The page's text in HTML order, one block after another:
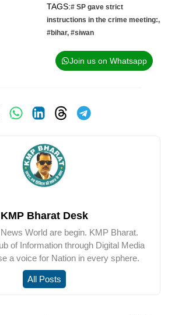
TAGS:# SP gave strict
instructions in the crime meeting:,
#bihar, #siwan
Join us on Whatsapp
KMP Bharat Desk
World are begin. KMP Bharat.
of Information through Digital Media
a voice for Nation in every sphere.
All Posts